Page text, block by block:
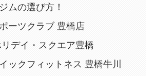
ムの選び方！
ーツクラブ 豊橋店
デイ・スクエア豊橋
ックフィットネス 豊橋牛川